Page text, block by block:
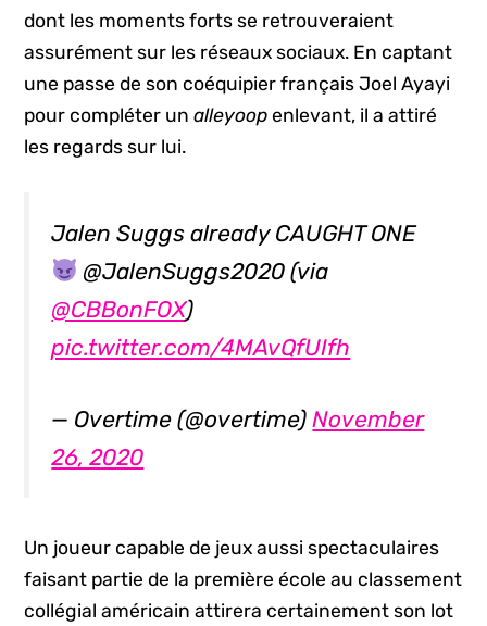
dont les moments forts se retrouveraient
assurément sur les réseaux sociaux. En captant
une passe de son coéquipier français Joel Ayayi
pour compléter unalleyoop enlevant, il a attiré
les regards sur lui.
Jalen Suggs already CAUGHT ONE
@JalenSuggs2020 (via
@CBBonFOX)
pic.twitter.com/4MAvQfUIfh
— Overtime (@overtime)November
26, 2020
Un joueur capable de jeux aussi spectaculaires
faisant partie de la première école au classement
collégial américain attirera certainement son lot